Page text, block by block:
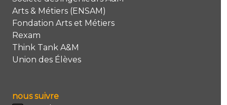
Arts & Métiers (ENSAM)
Fondation Arts et Métiers
Rexam
Think Tank A&M
Union des Élèves
nous suivre